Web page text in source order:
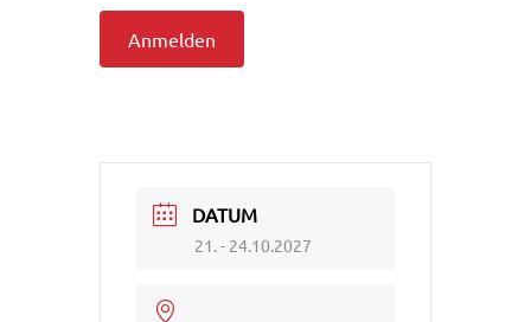
Anmelden
DATUM
21. - 24.10.2027